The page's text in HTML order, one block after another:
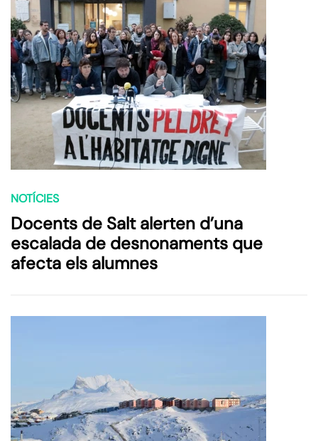
NOTÍCIES
Docents de Salt alerten d’una
escalada de desnonaments que
afecta els alumnes